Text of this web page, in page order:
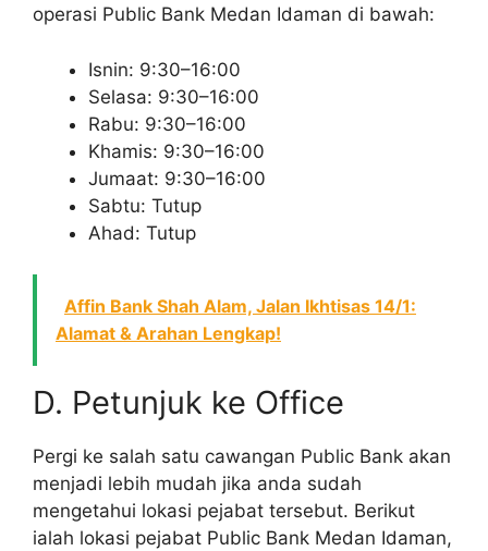
operasi Public Bank Medan Idaman di bawah:
Isnin: 9:30–16:00
Selasa: 9:30–16:00
Rabu: 9:30–16:00
Khamis: 9:30–16:00
Jumaat: 9:30–16:00
Sabtu: Tutup
Ahad: Tutup
Affin Bank Shah Alam, Jalan Ikhtisas 14/1:
Alamat & Arahan Lengkap!
D. Petunjuk ke Office
Pergi ke salah satu cawangan Public Bank akan
menjadi lebih mudah jika anda sudah
mengetahui lokasi pejabat tersebut. Berikut
ialah lokasi pejabat Public Bank Medan Idaman,